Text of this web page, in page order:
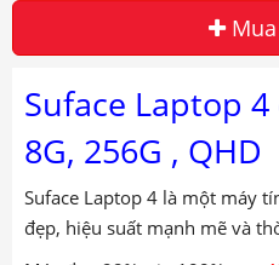
Mua
Suface Laptop
8G, 256G , QHD
Suface Laptop 4 là một máy
đẹp, hiệu suất mạnh mẽ và